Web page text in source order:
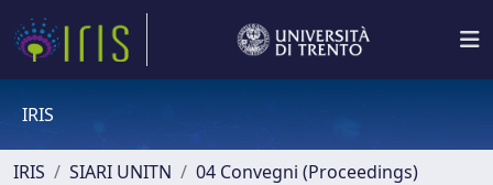
IRIS
IRIS SIARI UNITN
04 Convegni (Proceedings)